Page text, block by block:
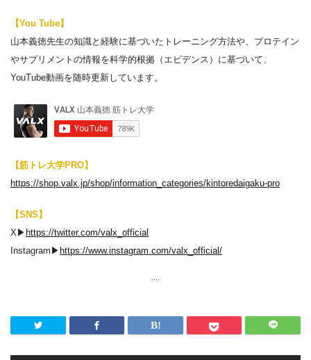
【You Tube】
山本義徳先生の知識と経験に基づいたトレーニング方法や、プロテイン
やサプリメントの情報を科学的根拠（エビデンス）に基づいて、
YouTube動画を随時更新しています。
【筋トレ大学PRO】
https://shop.valx.jp/shop/information_categories/kintoredaigaku-pro
【SNS】
X▶︎ https://twitter.com/valx_official
Instagram▶︎ https://www.instagram.com/valx_official/